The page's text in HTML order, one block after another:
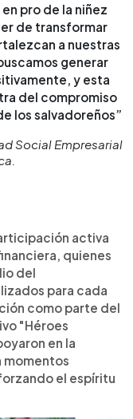
pro de la niñez
de transformar
a nuestras
generar
y esta
del compromiso
los salvadoreños”
Social Empresarial
activa
quienes
del
para cada
como parte del
"Héroes
en la
el espíritu